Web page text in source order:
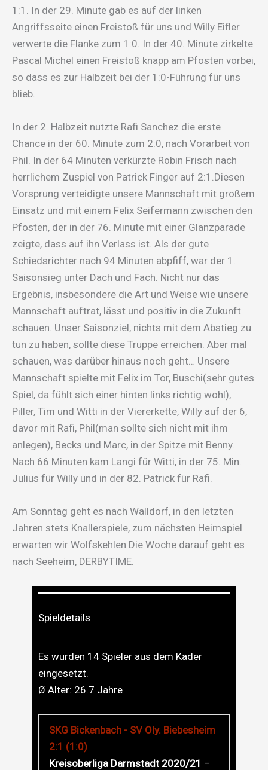
1:1. In der 29. Minute gab es auf der linken
Angriffsseite einen Freistoß für uns und Willy Eifler
verwerte die Flanke zum 1:0. In der 40. Minute zirkelte
Pascal Michel einen Freistoß knapp am Pfosten vorbei,
so dass es zur Halbzeit bei der 1:0-Führung für uns
blieb.
In der 2. Halbzeit nutzte Rafi Sanchez die erste
Chance in der 60. Minute zum 2:0, nach Vorarbeit von
Phil. In der 64 Minuten verkürzte Robin Frisch nach
herrlichem Zuspiel von Patrick Finger auf 2:1.Diesen
Vorsprung verteidigte unsere Mannschaft mit großem
Einsatz und mit einem Felix Seifermann zwischen den
Pfosten, der in der 76. Minute mit einer Glanzparade
zeigte, dass auf ihn Verlass ist. Als der gute
Schiedsrichter nach 94 Minuten abpfiff, war der 1.
Saisonsieg unter Dach und Fach. Nicht nur das
Ergebnis, insbesondere die Art und Weise wie unsere
Mannschaft auftrat, lässt und positiv in die Zukunft
schauen. Unser Saisonziel, nichts mit dem Abstieg zu
tun zu haben, sollte diese Truppe erreichen. Aber mal
schauen, was darüber hinaus noch geht… Unsere
Mannschaft spielte mit Felix im Tor, Buschi(sehr gutes
Spiel, da fühlt sich einer hinten links richtig wohl),
Piller, Tim und Witti in der Viererkette, Willy auf der 6,
davor mit Rafi, Phil(man sollte sich nicht mit ihm
anlegen), Becks und Marc, in der Spitze mit Benny.
Nach 66 Minuten kam Langi für Witti, in der 75. Min.
Julius für Willy und in der 82. Patrick für Rafi.
Am Sonntag geht es nach Walldorf, in den letzten
Jahren stets Knallerspiele, zum nächsten Heimspiel
erwarten wir Wolfskehlen Die Woche darauf geht es
nach Seeheim, DERBYTIME.
Spieldetails
Es wurden 14 Spieler aus dem Kader
eingesetzt.
Ø Alter: 26.7 Jahre
SKG Bickenbach - SV Oly. Biebesheim
2:1 (1:0)
Kreisoberliga Darmstadt 2020/21 –